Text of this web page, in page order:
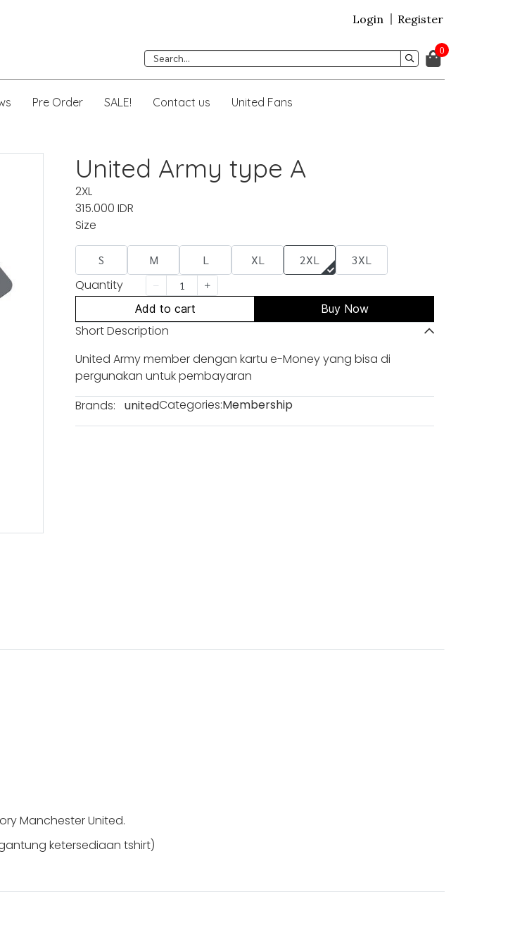
Login Register
0
Pre Order SALE! Contact us United Fans
United Army type A
2XL
315.000 IDR
Size
S M L XL 2XL 3XL
Quantity
Add to cart Buy Now
Short Description
United Army member dengan kartu e-Money yang bisa di
pergunakan untuk pembayaran
Brands:
unitedCategories:Membership
Manchester United.
ketersediaan tshirt)